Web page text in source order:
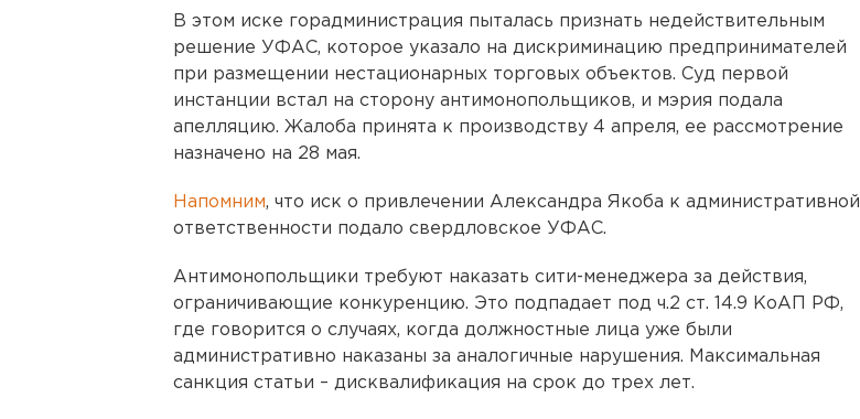
В этом иске горадминистрация пыталась признать недействительным
решение УФАС, которое указало на дискриминацию предпринимателей
при размещении нестационарных торговых объектов. Суд первой
инстанции встал на сторону антимонопольщиков, и мэрия подала
апелляцию. Жалоба принята к производству 4 апреля, ее рассмотрение
назначено на 28 мая.
Напомним, что иск о привлечении Александра Якоба к административной
ответственности подало свердловское УФАС.
Антимонопольщики требуют наказать сити-менеджера за действия,
ограничивающие конкуренцию. Это подпадает под ч.2 ст. 14.9 КоАП РФ,
где говорится о случаях, когда должностные лица уже были
административно наказаны за аналогичные нарушения. Максимальная
санкция статьи – дисквалификация на срок до трех лет.